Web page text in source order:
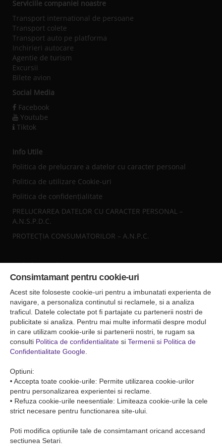
Serviciile companiei noastre
Transport international de persoane
Transport colete
Transport auto pe platforma
Inchirieri autocare
Agentie de turism
Excursii
Bilete avion
Social Media
Facebook
Youtube
Tiktok
Info Utile
Politica de prelucrare a datelor cu caracter personal
Politica de utilizare Cookie-uri
Politica de confidențialitate
PRELUCRAREA DATELOR CU CARACTER PERSONAL –
A.N.S.P.D.C.
PROTECȚIA CONSUMATORILOR – A.N.P.C.
Sediul central
Falticeni ( Autogara Romfour )
str. Plutonier Ghiniţă nr.8, Fălticeni, judeţul Suceava
0040374557200
Condiții de Transport
Condițiile de transport colete
Condițiile de transport persone
Consimtamant pentru cookie-uri
Acest site foloseste cookie-uri pentru a imbunatati experienta de
navigare, a personaliza continutul si reclamele, si a analiza
traficul. Datele colectate pot fi partajate cu partenerii nostri de
publicitate si analiza. Pentru mai multe informatii despre modul
in care utilizam cookie-urile si partenerii nostri, te rugam sa
consulti Politica de confidentialitate si Termenii si Politica de
Confidentialitate Google
Optiuni:
• Accepta toate cookie-urile: Permite utilizarea cookie-urilor
pentru personalizarea experientei si reclame.
• Refuza cookie-urile neesentiale: Limiteaza cookie-urile la cele
strict necesare pentru functionarea site-ului.
Poti modifica optiunile tale de consimtamant oricand accesand
sectiunea Setari.